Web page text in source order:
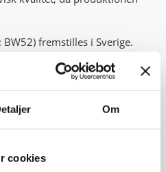
Om
cookies
fremstilles i Sverige.
produceres her i
sikrer ikke blot en høj og
korte leveringstider og en